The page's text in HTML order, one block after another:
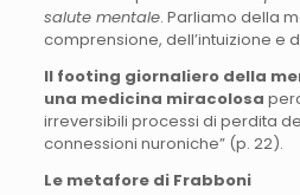
salute mentale. Parliamo della
comprensione, dell’intuizione e
Il footing giornaliero della
una medicina miracolosa
irreversibili processi di perdita
connessioni nuroniche” (p. 22).
Le metafore di Frabboni